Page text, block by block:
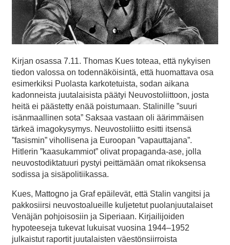
Kirjan osassa 7.11. Thomas Kues toteaa, että nykyisen
tiedon valossa on todennäköisintä, että huomattava osa
esimerkiksi Puolasta karkotetuista, sodan aikana
kadonneista juutalaisista päätyi Neuvostoliittoon, josta
heitä ei päästetty enää poistumaan. Stalinille ”suuri
isänmaallinen sota” Saksaa vastaan oli äärimmäisen
tärkeä imagokysymys. Neuvostoliitto esitti itsensä
”fasismin” vihollisena ja Euroopan ”vapauttajana”.
Hitlerin ”kaasukammiot” olivat propaganda-ase, jolla
neuvostodiktatuuri pystyi peittämään omat rikoksensa
sodissa ja sisäpolitiikassa.
Kues, Mattogno ja Graf epäilevät, että Stalin vangitsi ja
pakkosiirsi neuvostoalueille kuljetetut puolanjuutalaiset
Venäjän pohjoisosiin ja Siperiaan. Kirjailijoiden
hypoteeseja tukevat lukuisat vuosina 1944–1952
julkaistut raportit juutalaisten väestönsiirroista